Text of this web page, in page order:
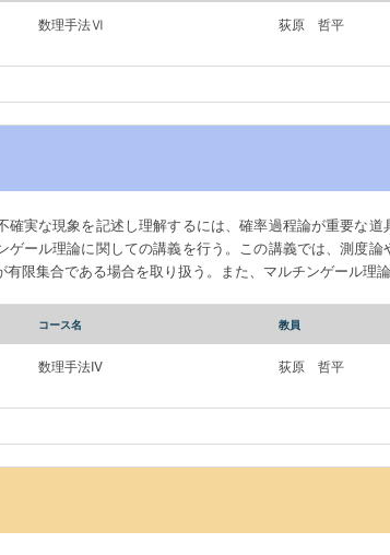
数理手法Ⅵ 荻原 哲平
確実な現象を記述し理解するには、確率過程論が重要な
ゲール理論に関しての講義を行う。この講義では、測度
有限集合である場合を取り扱う。また、マルチンゲール理
コース名 教員
数理手法IV 荻原 哲平